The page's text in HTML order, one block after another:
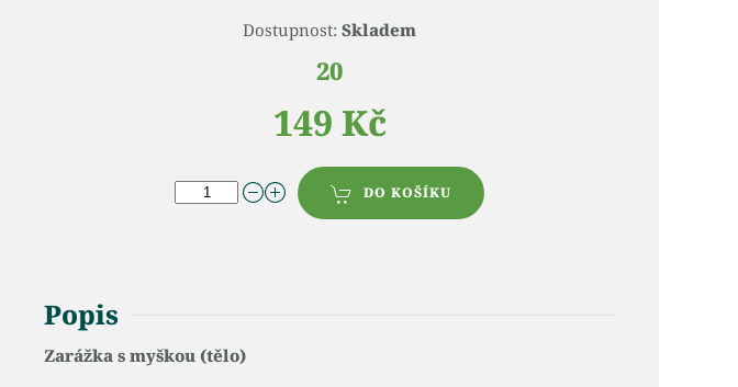
Dostupnost: Skladem
20
149 Kč
DO KOŠÍKU
Popis
Zarážka s myškou (tělo)